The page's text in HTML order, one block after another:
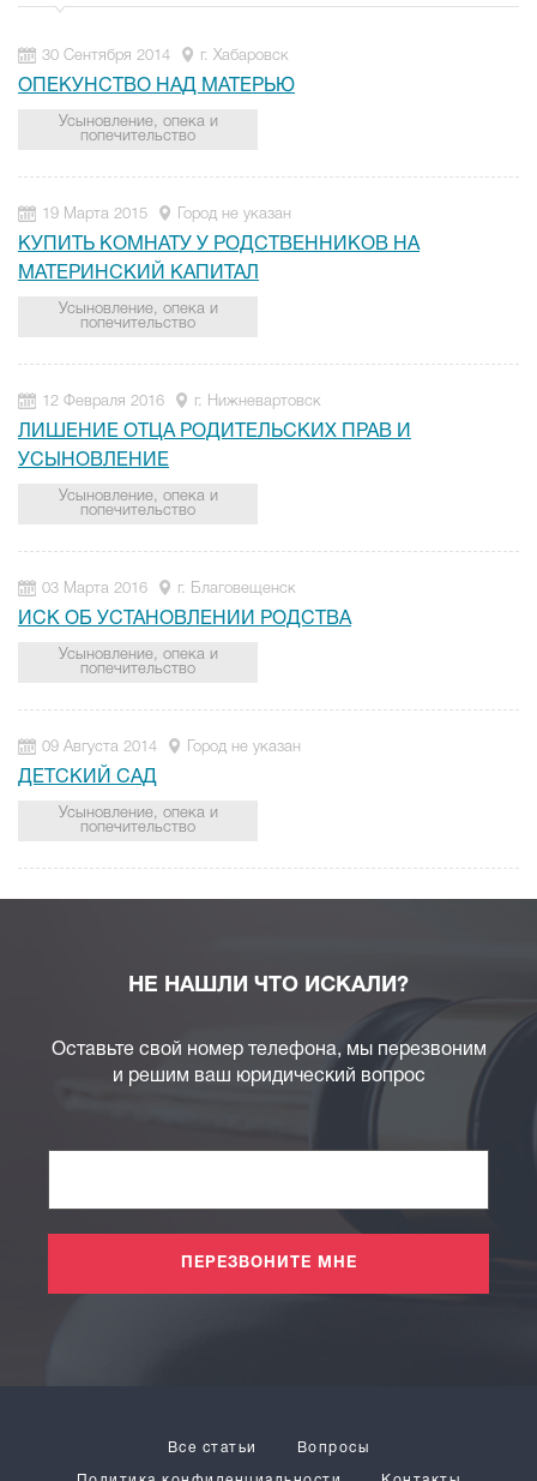
30 Сентября 2014 г. Хабаровск
ОПЕКУНСТВО НАД МАТЕРЬЮ
Усыновление, опека и
попечительство
19 Марта 2015 Город не указан
КУПИТЬ КОМНАТУ У РОДСТВЕННИКОВ НА
МАТЕРИНСКИЙ КАПИТАЛ
Усыновление, опека и
попечительство
12 Февраля 2016 г. Нижневартовск
ЛИШЕНИЕ ОТЦА РОДИТЕЛЬСКИХ ПРАВ И
УСЫНОВЛЕНИЕ
Усыновление, опека и
попечительство
03 Марта 2016 г. Благовещенск
ИСК ОБ УСТАНОВЛЕНИИ РОДСТВА
Усыновление, опека и
попечительство
09 Августа 2014 Город не указан
ДЕТСКИЙ САД
Усыновление, опека и
попечительство
НЕ НАШЛИ ЧТО ИСКАЛИ?
Оставьте свой номер телефона, мы перезвоним
и решим ваш юридический вопрос
ПЕРЕЗВОНИТЕ МНЕ
Все статьи Вопросы